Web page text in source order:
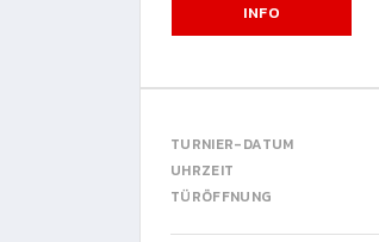
INFO
TURNIER-DATUM
UHRZEIT
TÜRÖFFNUNG